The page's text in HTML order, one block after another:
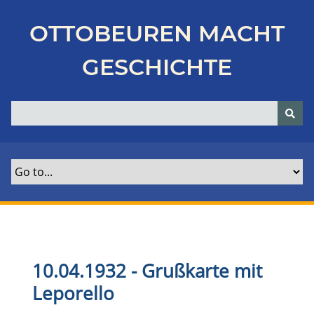
p
OTTOBEUREN MACHT
GESCHICHTE
10.04.1932 - Grußkarte mit
Leporello